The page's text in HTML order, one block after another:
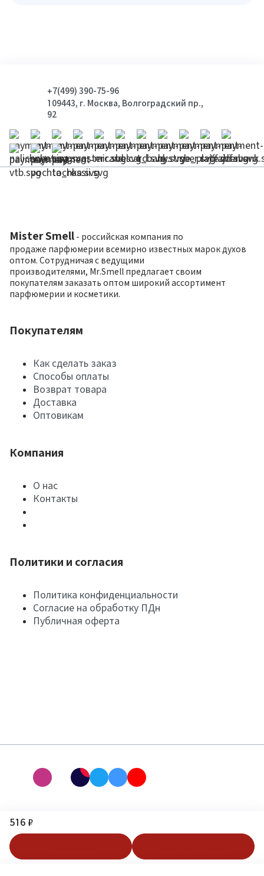
516 ₽
+7(499) 390-75-96
109443, г. Москва, Волгоградский пр.,
92
Mister Smell - российская компания по
продаже парфюмерии всемирно известных марок духов
оптом. Сотрудничая с ведущими
производителями, Mr.Smell предлагает своим
покупателям заказать оптом широкий ассортимент
парфюмерии и косметики.
Покупателям
Как сделать заказ
Способы оплаты
Возврат товара
Доставка
Оптовикам
Компания
О нас
Контакты
Политики и согласия
Политика конфиденциальности
Согласие на обработку ПДн
Публичная оферта